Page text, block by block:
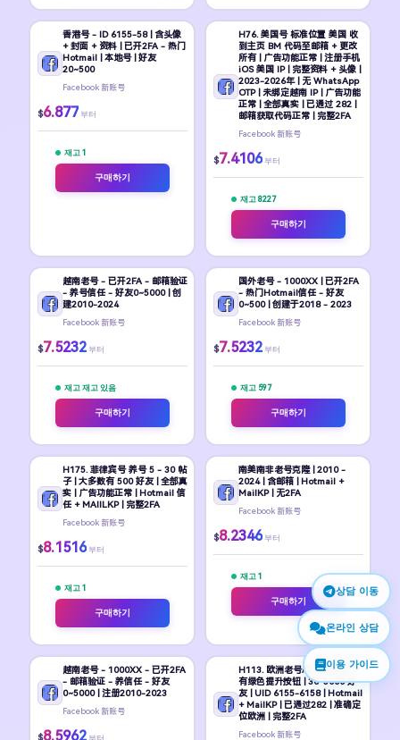
香港号 - ID 6155-58 | 含头像
+ 封面 + 资料 | 已开2FA - 热门
Hotmail | 本地号 | 好友
20~500
Facebook 新账号
$6.877 부터
재고 1
구매하기
H76. 美国号 标准位置 美国 收
到主页 BM 代码至邮箱 + 更改
所有 | 广告功能正常 | 注册手机
iOS 美国 IP | 完整资料 + 头像 |
2023-2026年 | 无 WhatsApp
OTP | 未绑定越南 IP | 广告功能
正常 | 全部真实 | 已通过 282 |
邮箱获取代码正常 | 完整2FA
Facebook 新账号
$7.4106 부터
재고 8227
구매하기
越南老号 - 已开2FA - 邮箱验证
- 养号信任 - 好友0~5000 | 创
建2010-2024
Facebook 新账号
$7.5232 부터
재고 재고 있음
구매하기
国外老号 - 1000XX | 已开2FA
- 热门Hotmail信任 - 好友
0~500 | 创建于2018 - 2023
Facebook 新账号
$7.5232 부터
재고 597
구매하기
H175. 菲律宾号 养号 5 - 30 帖
子 | 大多数有 500 好友 | 全部真
实 | 广告功能正常 | Hotmail 信
任 + MAIILKP | 完整2FA
Facebook 新账号
$8.1516 부터
재고 1
구매하기
南美南非老号克隆 | 2010 -
2024 | 含邮箱 | Hotmail +
MailKP | 无2FA
Facebook 新账号
$8.2346 부터
재고 1
구매하기
越南老号 - 1000XX - 已开2FA
- 邮箱验证 - 养信任 - 好友
0~5000 | 注册2010-2023
Facebook 新账号
$8.5962 부터
H113. 欧洲老号/新号 含帖子 +
有绿色提升按钮 | 30-5000 好
友 | UID 6155-6158 | Hotmail
+ MailKP | 已通过282 | 准确定
位欧洲 | 完整2FA
Facebook 新账号
상담 이동
온라인 상담
이용 가이드